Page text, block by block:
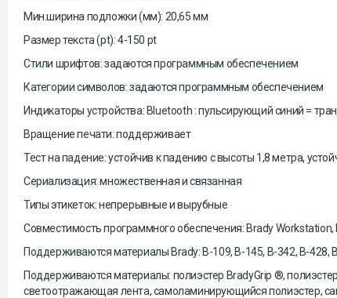
Мин.ширина подложки (мм): 20,65 мм
Размер текста (pt): 4-150 pt
Стили шрифтов: задаются программным обеспечением
Категории символов: задаются программным обеспечением
Индикаторы устройства: Bluetooth : пульсирующий синий =
Вращение печати: поддерживает
Тест на падение: устойчив к падению с высоты 1,8 метра,
Сериализация: множественная и связанная
Типы этикеток: непрерывные и вырубные
Совместимость программного обеспечения: Brady
Поддерживаются материалы Brady: B-109, B-145, B-342, B-428,
Поддерживаются материалы: полиэстер BradyGrip ®,
светоотражающая лента, самоламинирующийся полиэстер,